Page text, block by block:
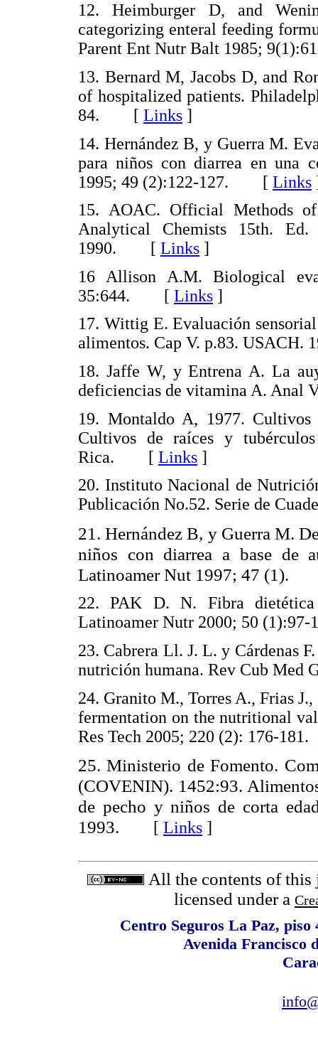
12. Heimburger D, and
categorizing enteral feeding
Parent Ent Nutr Balt 1985;
13. Bernard M, Jacobs D, and
of hospitalized patients.
84. [ Links ]
14. Hernández B, y Guerra M.
para niños con diarrea en una
1995; 49 (2):122-127. [ Links
15. AOAC. Official Methods
Analytical Chemists 15th.
1990. [ Links ]
16 Allison A.M. Biological
35:644. [ Links ]
17. Wittig E. Evaluación
alimentos. Cap V. p.83.
18. Jaffe W, y Entrena A. La
deficiencias de vitamina A.
19. Montaldo A, 1977. Cultivos
Cultivos de raíces y
Rica. [ Links ]
20. Instituto Nacional de
Publicación No.52. Serie de
21. Hernández B, y Guerra M.
niños con diarrea a base de
Latinoamer Nut 1997; 47 (1).
22. PAK D. N. Fibra
Latinoamer Nutr 2000; 50
23. Cabrera Ll. J. L. y Cárdenas
nutrición humana. Rev Cub
24. Granito M., Torres A., Frias
fermentation on the nutritional
Res Tech 2005; 220 (2): 176-
25. Ministerio de Fomento.
(COVENIN). 1452:93.
de pecho y niños de corta
1993. [ Links ]
All the contents of this
licensed under a
Centro Seguros La Paz,
Avenida Francisco